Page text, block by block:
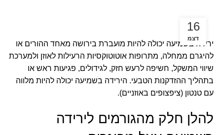
16
דצמ
ירידה בשמיעה יכולה להיות מועברת בירושה מאחד ההורים או
להיגרם ממחלה, מתרופות אוטוטוקסיות הרעילות לאוזן ולמערכת
שיווי המשקל, חשיפה לרעש חזק, לגידולים, פגיעות ראש או
בתהליך ההזדקנות הטבעי. הירידה בשמיעה יכולה להיות מלווה
עם טנטון (ציפצופים באוזניים).
להלן חלק מהגורמים לירידה